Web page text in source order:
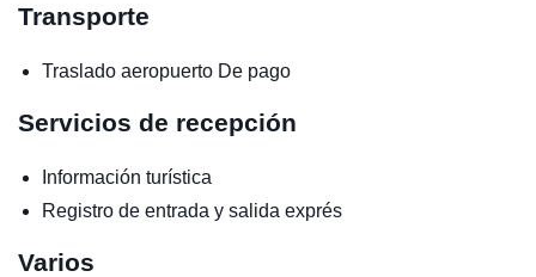
Transporte
Traslado aeropuerto De pago
Servicios de recepción
Información turística
Registro de entrada y salida exprés
Varios